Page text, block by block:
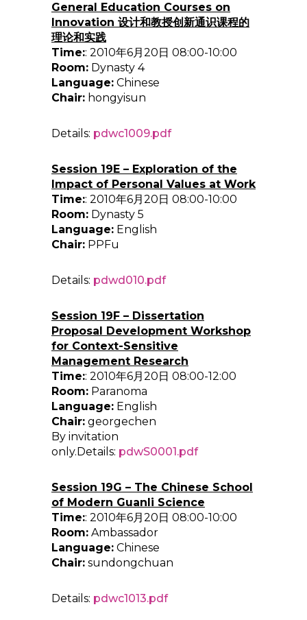
General Education Courses on
Innovation 设计和教授创新通识课程的
理论和实践
Time:: 2010年6月20日 08:00-10:00
Room: Dynasty 4
Language: Chinese
Chair: hongyisun
Details: pdwc1009.pdf
Session 19E – Exploration of the
Impact of Personal Values at Work
Time:: 2010年6月20日 08:00-10:00
Room: Dynasty 5
Language: English
Chair: PPFu
Details: pdwd010.pdf
Session 19F – Dissertation
Proposal Development Workshop
for Context-Sensitive
Management Research
Time:: 2010年6月20日 08:00-12:00
Room: Paranoma
Language: English
Chair: georgechen
By invitation
only.Details: pdwS0001.pdf
Session 19G – The Chinese School
of Modern Guanli Science
Time:: 2010年6月20日 08:00-10:00
Room: Ambassador
Language: Chinese
Chair: sundongchuan
Details: pdwc1013.pdf